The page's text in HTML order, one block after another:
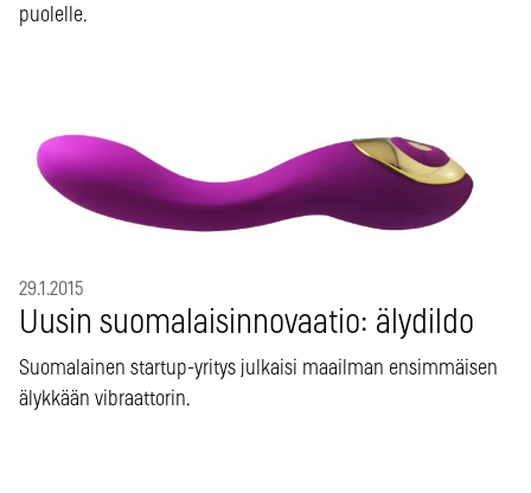
puolelle.
29.1.2015
Uusin suomalaisinnovaatio: älydildo
Suomalainen startup-yritys julkaisi maailman ensimmäisen
älykkään vibraattorin.